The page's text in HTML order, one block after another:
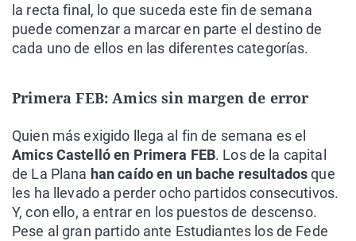
la recta final, lo que suceda este fin de semana
puede comenzar a marcar en parte el destino de
cada uno de ellos en las diferentes categorías.
Primera FEB: Amics sin margen de error
Quien más exigido llega al fin de semana es el
Amics Castelló en Primera FEB. Los de la capital
de La Plana han caído en un bache resultadosque
les ha llevado a perder ocho partidos consecutivos.
Y, con ello, a entrar en los puestos de descenso.
Pese al gran partido ante Estudiantes los de Fede